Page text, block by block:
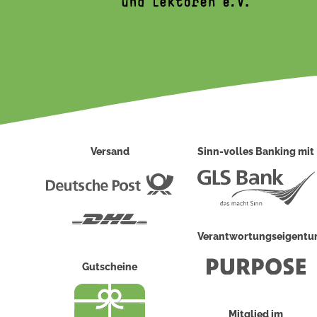
Versand
Deutsche
Gutscheine
Sinn-volles Banking mit
Mitglied im